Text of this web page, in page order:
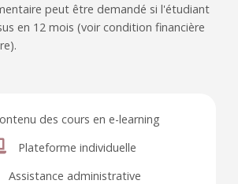
peut être demandé si l'étudiant
en 12 mois (voir condition financière
des cours en e-learning
Plateforme individuelle
Assistance administrative